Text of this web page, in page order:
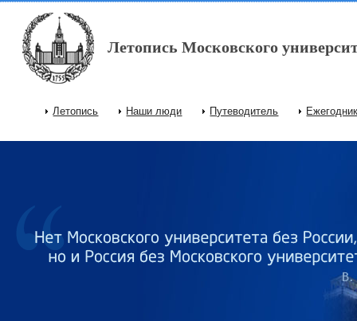
Перейти к основному содержанию
Летопись Московского
Главное меню
Летопись Наши люди Путеводитель